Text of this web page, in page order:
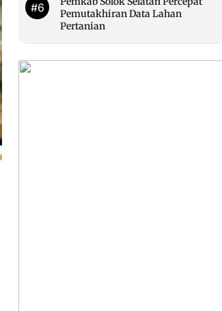
#6
Pemutakhiran Data Lahan
Pertanian